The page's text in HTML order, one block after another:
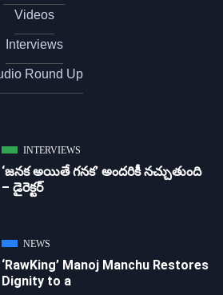
Videos
Interviews
Round Up
INTERVIEWS
‘జ‌న‌క అయితే గ‌న‌క‌’ అందరికీ నచ్చుతుంది
– డైరెక్ట‌ర్
NEWS
‘RawKing’ Manoj Manchu Restores
Dignity to a